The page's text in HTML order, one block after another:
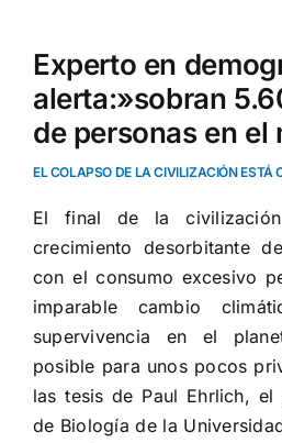
Experto en
alerta:»sobran
de personas en el
EL COLAPSO DE LA CIVILIZACIÓN ESTÁ
El final de la
crecimiento desorbitante
con el consumo excesivo
imparable cambio
supervivencia en el
posible para unos pocos
las tesis de Paul Ehrlich,
de Biología de la